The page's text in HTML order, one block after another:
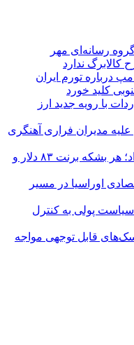
رسانه‌ای مهر
ندارد
درباره تورم ایران
کلید خورد
با رویه جدید ارز
مدیران فراری آهنگری
قیمت جهانی نفت امروز ۱۶ مرداد؛ هر بشکه برنت ۸۳ دلار و
اوراسیا در مسیر
سیاست پولی به کنترل
قابل توجهی مواجه